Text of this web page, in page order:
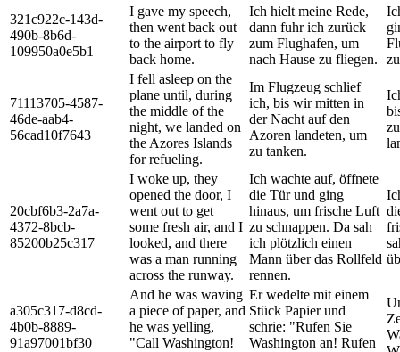
321c922c-143d-
490b-8b6d-
109950a0e5b1
I gave my speech,
then went back out
to the airport to fly
back home.
Ich hielt meine Rede,
dann fuhr ich zurück
zum Flughafen, um
nach Hause zu fliegen.
71113705-4587-
46de-aab4-
56cad10f7643
I fell asleep on the
plane until, during
the middle of the
night, we landed on
the Azores Islands
for refueling.
Im Flugzeug schlief
ich, bis wir mitten in
der Nacht auf den
Azoren landeten, um
zu tanken.
20cbf6b3-2a7a-
4372-8bcb-
85200b25c317
I woke up, they
opened the door, I
went out to get
some fresh air, and I
looked, and there
was a man running
across the runway.
Ich wachte auf, öffnete
die Tür und ging
hinaus, um frische Luft
zu schnappen. Da sah
ich plötzlich einen
Mann über das Rollfeld
rennen.
a305c317-d8cd-
4b0b-8889-
91a97001bf30
And he was waving
a piece of paper, and
he was yelling,
"Call Washington!
Er wedelte mit einem
Stück Papier und
schrie: "Rufen Sie
Washington an! Rufen